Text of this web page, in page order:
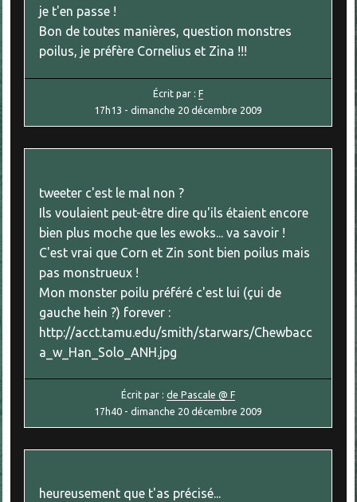
je t'en passe !
Bon de toutes manières, question monstres
poilus, je préfère Cornelius et Zina !!!
Écrit par :F
17h13 -dimanche 20 décembre 2009
tweeter c'est le mal non ?
Ils voulaient peut-être dire qu'ils étaient encore
bien plus moche que les ewoks... va savoir !
C'est vrai que Corn et Zin sont bien poilus mais
pas monstrueux !
Mon monster poilu préféré c'est lui (çui de
gauche hein ?) forever :
http://acct.tamu.edu/smith/starwars/Chewbacc
a_w_Han_Solo_ANH.jpg
Écrit par :de Pascale @ F
17h40 -dimanche 20 décembre 2009
heureusement que t'as précisé...